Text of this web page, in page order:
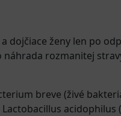
dojčiace ženy len po
rozmanitej
breve (živé
Lactobacillus